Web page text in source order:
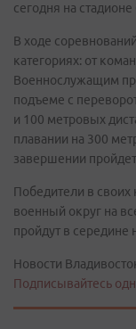
сегодня на
В ходе
категориях: от
Военнослужащим
подъеме с
и 100 метровых
плавании на 300
завершении
Победители в своих
военный округ на
пройдут в середине
Новости
Подписывайтесь